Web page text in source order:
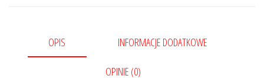
OPIS INFORMACJE DODATKOWE
OPINIE (0)